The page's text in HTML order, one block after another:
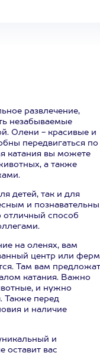
развлечение,
незабываемые
Олени - красивые и
передвигаться по
катания вы можете
а также
детей, так и для
и
отличный способ
на оленях, вам
центр или
Там вам предложат
катания. Важно
и нужно
Также перед
и наличие
и
оставит вас